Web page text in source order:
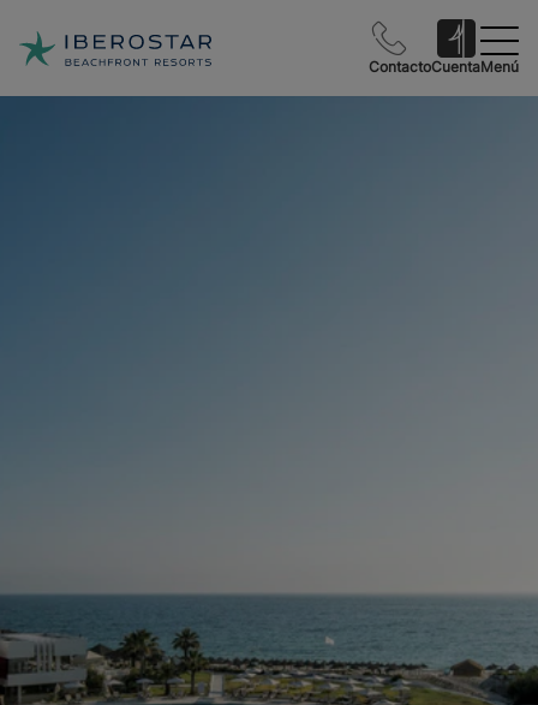
ContactoCuentaMenú